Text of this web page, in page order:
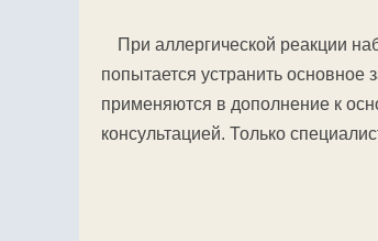
При аллергической реакции
попытается устранить
применяются в дополнение к
консультацией. Только